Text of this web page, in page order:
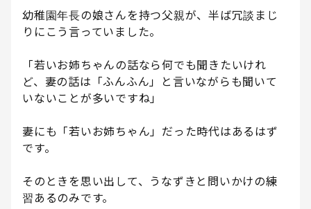
幼稚園年長の娘さんを持つ父親が、半ば冗談まじ
りにこう言っていました。
「若いお姉ちゃんの話なら何でも聞きたいけれ
ど、妻の話は「ふんふん」と言いながらも聞いて
いないことが多いですね」
妻にも「若いお姉ちゃん」だった時代はあるはず
です。
そのときを思い出して、うなずきと問いかけの練
習あるのみです。